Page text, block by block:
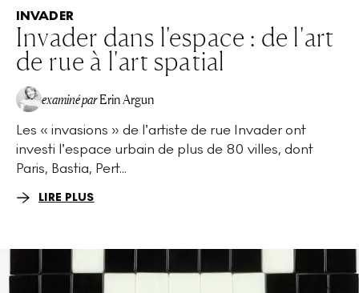
INVADER
Invader dans l'espace : de l'art
de rue à l'art spatial
EA
examiné par Erin Argun
Les « invasions » de l’artiste de rue Invader ont
investi l’espace urbain de plus de 80 villes, dont
Paris, Bastia, Pert...
LIRE PLUS